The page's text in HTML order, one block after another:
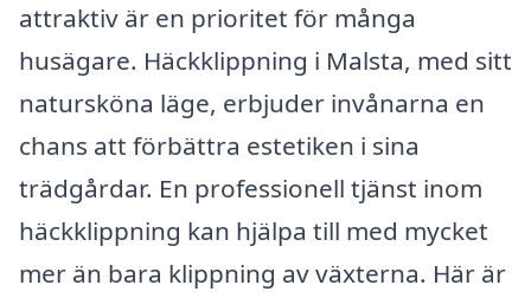
attraktiv är en prioritet för många
husägare. Häckklippning i Malsta, med sitt
natursköna läge, erbjuder invånarna en
chans att förbättra estetiken i sina
trädgårdar. En professionell tjänst inom
häckklippning kan hjälpa till med mycket
mer än bara klippning av växterna. Här är